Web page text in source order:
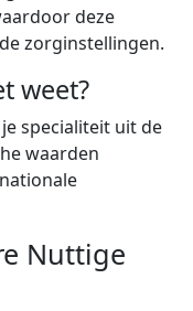
deze
zorginstellingen.
weet?
specialiteit uit de
waarden
Nuttige